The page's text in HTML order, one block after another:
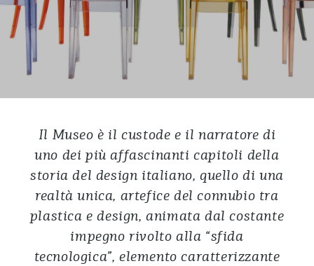
Il Museo è il custode e il narratore di
uno dei più affascinanti capitoli della
storia del design italiano, quello di una
realtà unica, artefice del connubio tra
plastica e design, animata dal costante
impegno rivolto alla “sfida
tecnologica”, elemento caratterizzante